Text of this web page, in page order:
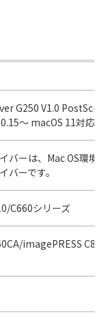
G250 V1.0
～ macOS 11対応版
バーは、Mac OS環境
バーです。
C660シリーズ
imagePRESS